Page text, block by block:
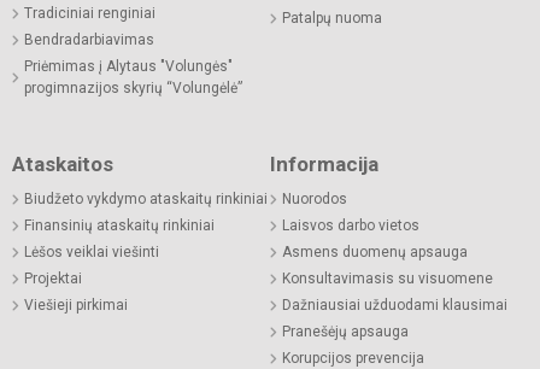
Tradiciniai renginiai
Bendradarbiavimas
Priėmimas į Alytaus "Volungės"
progimnazijos skyrių “Volungėlė”
Patalpų nuoma
Ataskaitos
Biudžeto vykdymo ataskaitų rinkiniai
Finansinių ataskaitų rinkiniai
Lėšos veiklai viešinti
Projektai
Viešieji pirkimai
Informacija
Nuorodos
Laisvos darbo vietos
Asmens duomenų apsauga
Konsultavimasis su visuomene
Dažniausiai užduodami klausimai
Pranešėjų apsauga
Korupcijos prevencija